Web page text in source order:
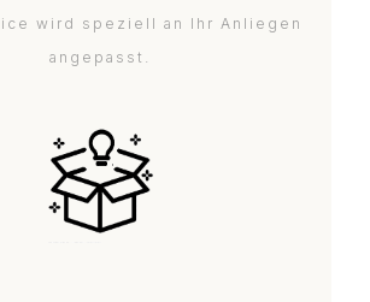
wird speziell an Ihr Anliegen
angepasst.